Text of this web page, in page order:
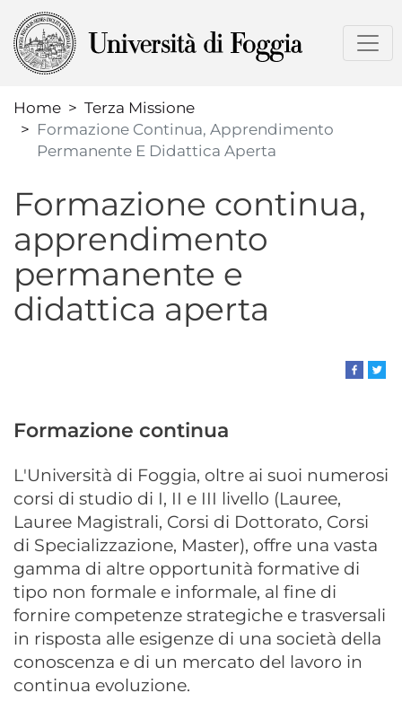
al
contenuto
Home
Terza Missione
Formazione Continua, Apprendimento
Permanente E Didattica Aperta
Formazione continua,
apprendimento
permanente e
didattica aperta
Formazione continua
L'Università di Foggia, oltre ai suoi numerosi
corsi di studio di I, II e III livello (Lauree,
Lauree Magistrali, Corsi di Dottorato, Corsi
di Specializzazione, Master), offre una vasta
gamma di altre opportunità formative di
tipo non formale e informale, al fine di
fornire competenze strategiche e trasversali
in risposta alle esigenze di una società della
conoscenza e di un mercato del lavoro in
continua evoluzione.